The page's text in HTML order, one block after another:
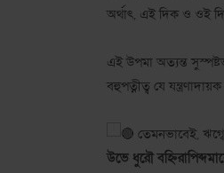
অর্থাৎ, এই দিক ও ওই
এই উপমা অত্যন্ত
বহুপত্নীত্ব যে
তেমনভাবেই,
উভে ধুরৌ